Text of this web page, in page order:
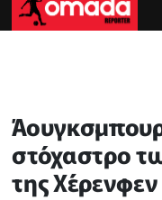
στόχαστρο
της Χέρενφεν